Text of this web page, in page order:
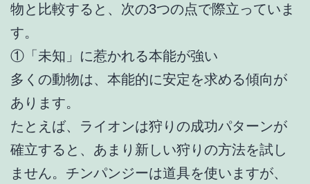
物と比較すると、次の3つの点で際立っていま
す。
①「未知」に惹かれる本能が強い
多くの動物は、本能的に安定を求める傾向が
あります。
たとえば、ライオンは狩りの成功パターンが
確立すると、あまり新しい狩りの方法を試し
ません。チンパンジーは道具を使いますが、